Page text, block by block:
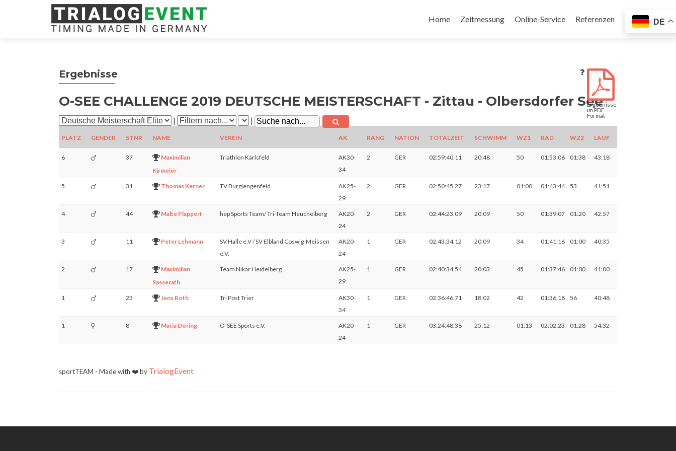
Inhalt
Home Zeitmessung Online-Service Referenzen DE
Ergebnisse
O-SEE CHALLENGE 2019 DEUTSCHE MEISTERSCHAFT - Zittau - Olbersdorfer See
Ergebnisse
im PDF
Format
| |
PLATZ GENDER STNR NAME VEREIN AK RANG NATION TOTALZEIT SCHWIMM WZ1 RAD WZ2 LAUF
6 37
Maximilian
Kirmeier
Triathlon Karlsfeld
AK30-
34
2 GER 02:59:40.11 20:48 50 01:53:06 01:38 43:18
5 31 Thomas Kerner TV Burglengenfeld
AK25-
29
2 GER 02:50:45.27 23:17 01:00 01:43:44 53 41:51
4 44 Malte Plappert hep Sports Team/ Tri-Team Heuchelberg
AK20-
24
2 GER 02:44:23.09 20:09 50 01:39:07 01:20 42:57
3 11 Peter Lehmann
SV Halle e.V / SV Elbland Coswig-Meissen
e.V.
AK20-
24
1 GER 02:43:34.12 20:09 34 01:41:16 01:00 40:35
2 17
Maximilian
Sasserath
Team Nikar Heidelberg
AK25-
29
1 GER 02:40:34.54 20:03 45 01:37:46 01:00 41:00
1 23 Jens Roth Tri Post Trier
AK30-
34
1 GER 02:36:46.71 18:02 42 01:36:18 56 40:48
1 8 Maria Döring O-SEE Sports e.V.
AK20-
24
1 GER 03:24:48.38 25:12 01:13 02:02:23 01:28 54:32
sportTEAM - Made with ❤️ by TrialogEvent